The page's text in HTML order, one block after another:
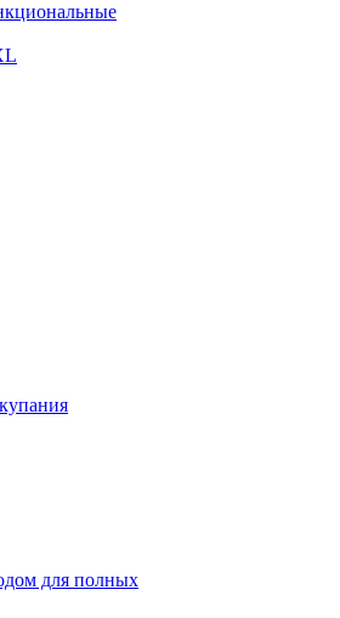
для полных